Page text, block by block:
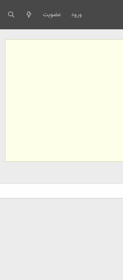
ورود عضویت